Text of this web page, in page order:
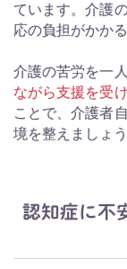
ています。介護
応の負担がかか
介護の苦労を一
ながら支援を受
ことで、介護者
境を整えましょう
認知症に不